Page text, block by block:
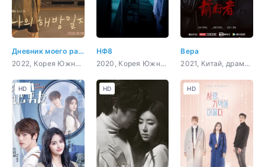
Дневник моего раскрепощения
2022, Корея Южная, романтика, повседневность, драма, мелодрама
НФ8
2020, Корея Южная, драма, sci-fi
Вера
2021, Китай, драма, политика
HD HD HD